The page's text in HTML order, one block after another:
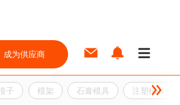
成为供应商
子 模架 石膏模具 注塑模具